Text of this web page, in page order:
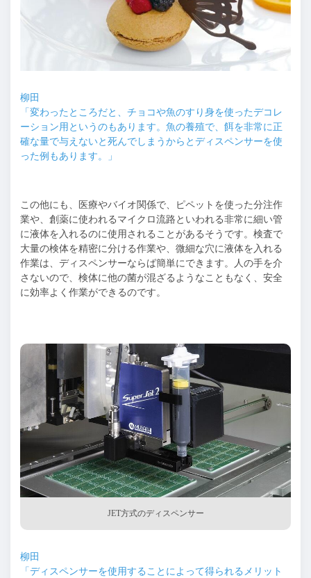
柳田
「変わったところだと、チョコや魚のすり身を使ったデコレ
ーション用というのもあります。魚の養殖で、餌を非常に正
確な量で与えないと死んでしまうからとディスペンサーを使
った例もあります。」
この他にも、医療やバイオ関係で、ピペットを使った分注作
業や、創薬に使われるマイクロ流路といわれる非常に細い管
に液体を入れるのに使用されることがあるそうです。検査で
大量の検体を精密に分ける作業や、微細な穴に液体を入れる
作業は、ディスペンサーならば簡単にできます。人の手を介
さないので、検体に他の菌が混ざるようなこともなく、安全
に効率よく作業ができるのです。
JET方式のディスペンサー
柳田
「ディスペンサーを使用することによって得られるメリット